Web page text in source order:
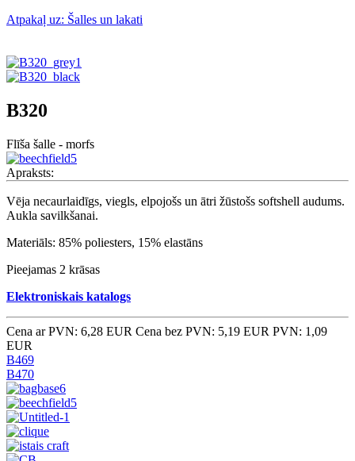
Atpakaļ uz: Šalles un lakati
B320
Flīša šalle - morfs
Apraksts:
Vēja necaurlaidīgs, viegls, elpojošs un ātri žūstošs softshell audums.
Aukla savilkšanai.
Materiāls: 85% poliesters, 15% elastāns
Pieejamas 2 krāsas
Elektroniskais katalogs
Cena ar PVN: 6,28 EUR Cena bez PVN: 5,19 EUR PVN: 1,09
EUR
B469
B470